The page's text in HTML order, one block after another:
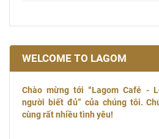
WELCOME TO LAGOM
Chào mừng tới “Lagom Café -
người biết đủ” của chúng tôi.
cùng rất nhiều tình yêu!